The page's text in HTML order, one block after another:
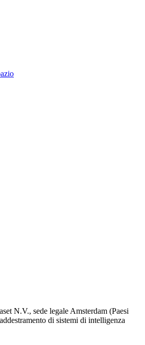
N.V., sede legale Amsterdam (Paesi
di sistemi di intelligenza